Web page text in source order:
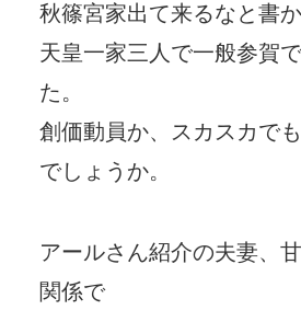
秋篠宮家出て来るなと書
天皇一家三人で一般参賀
た。
創価動員か、スカスカで
でしょうか。
アールさん紹介の夫妻、
関係で